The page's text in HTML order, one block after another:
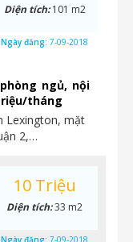
ngủ, nội
tháng
Lexington, mặt
2,…
Diện tích:101 m2
Ngày đăng: 7-09-2018
10 Triệu
Diện tích:33 m2
Ngày đăng: 7-09-2018